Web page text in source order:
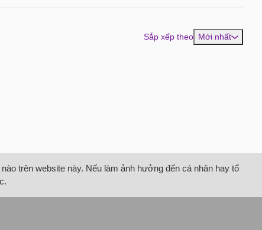
Sắp xếp theo Mới nhất
trên website này. Nếu làm ảnh hưởng đến cá nhân hay tổ